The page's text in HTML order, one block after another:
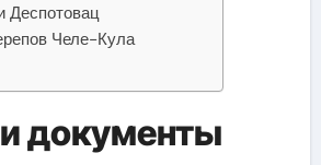
Деспотовац
Челе-Кула
документы